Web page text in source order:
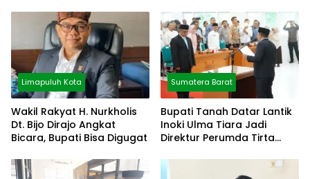
Limapuluh Kota
Wakil Rakyat H. Nurkholis
Dt. Bijo Dirajo Angkat
Bicara, Bupati Bisa Digugat
Sumatera Barat
Bupati Tanah Datar Lantik
Inoki Ulma Tiara Jadi
Direktur Perumda Tirta